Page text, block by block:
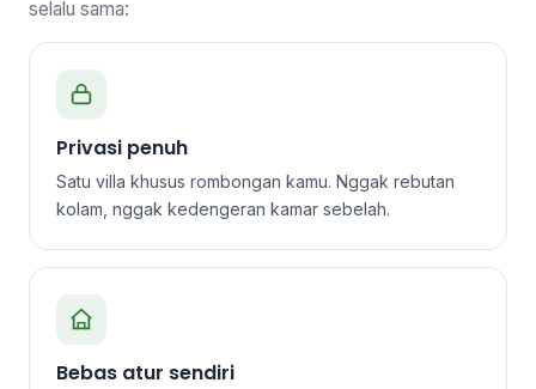
selalu sama:
Privasi penuh
Satu villa khusus rombongan kamu. Nggak rebutan
kolam, nggak kedengeran kamar sebelah.
Bebas atur sendiri